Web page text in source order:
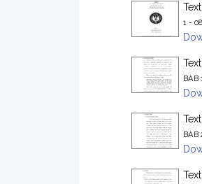
Text
1 -
Text
BAB
Text
BAB
Text